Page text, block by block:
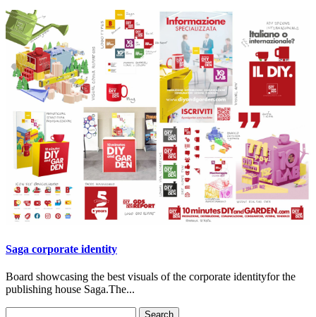
Saga corporate identity
Board showcasing the best visuals of the corporate identityfor the
publishing house Saga.The...